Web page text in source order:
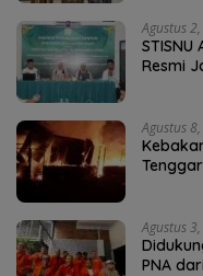
Agustus
STISNU
Resmi
Agustus
Agustus
PNA